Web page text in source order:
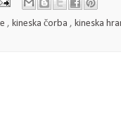
, kineska čorba , kineska